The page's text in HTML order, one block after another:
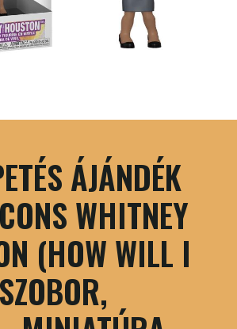
ÁJÁNDÉK
WHITNEY
(HOW WILL I